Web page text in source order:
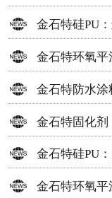
地面材料
金石特硅PU
金石特环氧
决方案
金石特防水
方案
金石特固化
金石特硅PU
金石特环氧